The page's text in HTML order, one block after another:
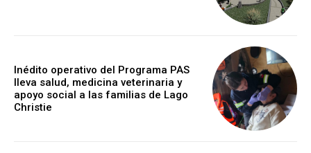
Inédito operativo del Programa PAS
lleva salud, medicina veterinaria y
apoyo social a las familias de Lago
Christie